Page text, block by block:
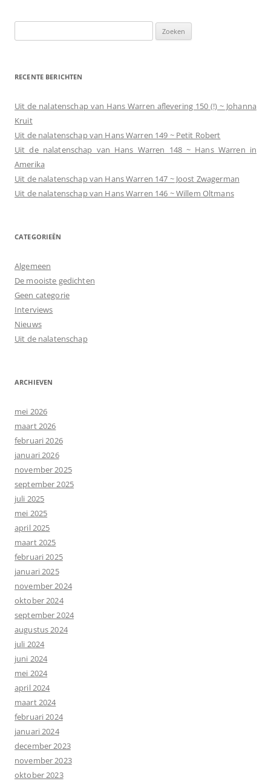
naar:
RECENTE BERICHTEN
Uit de nalatenschap van Hans Warren aflevering 150 (!) ~ Johanna
Kruit
Uit de nalatenschap van Hans Warren 149 ~ Petit Robert
Uit de nalatenschap van Hans Warren 148 ~ Hans Warren in
Amerika
Uit de nalatenschap van Hans Warren 147 ~ Joost Zwagerman
Uit de nalatenschap van Hans Warren 146 ~ Willem Oltmans
CATEGORIEËN
Algemeen
De mooiste gedichten
Geen categorie
Interviews
Nieuws
Uit de nalatenschap
ARCHIEVEN
mei 2026
maart 2026
februari 2026
januari 2026
november 2025
september 2025
juli 2025
mei 2025
april 2025
maart 2025
februari 2025
januari 2025
november 2024
oktober 2024
september 2024
augustus 2024
juli 2024
juni 2024
mei 2024
april 2024
maart 2024
februari 2024
januari 2024
december 2023
november 2023
oktober 2023